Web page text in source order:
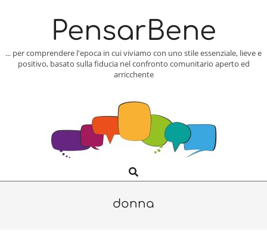
PensarBene
... per comprendere l'epoca in cui viviamo con uno stile essenziale, lieve e
positivo, basato sulla fiducia nel confronto comunitario aperto ed
arricchente
Navigation
Search
donna